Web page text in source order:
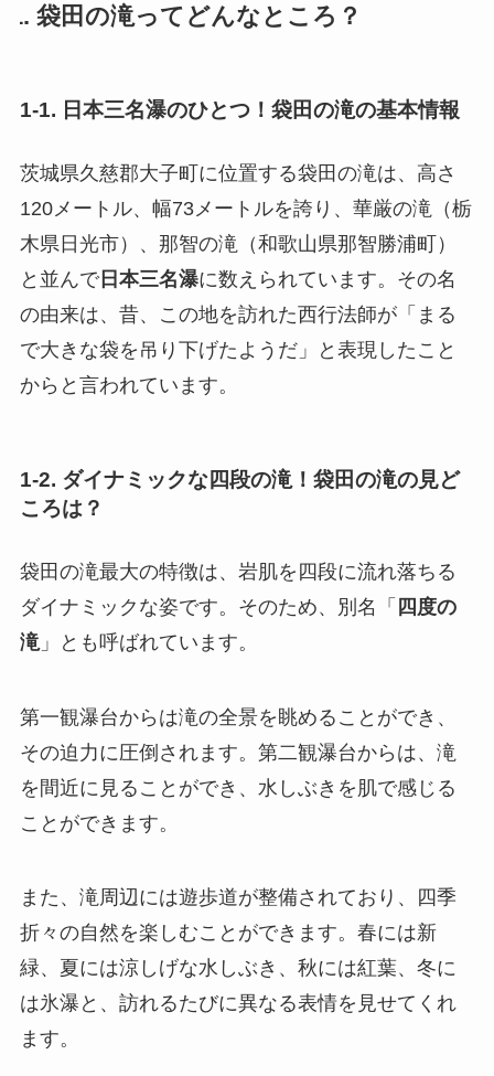
1. 袋田の滝ってどんなところ？
1-1. 日本三名瀑のひとつ！袋田の滝の基本情報
茨城県久慈郡大子町に位置する袋田の滝は、高さ
120メートル、幅73メートルを誇り、華厳の滝（栃
木県日光市）、那智の滝（和歌山県那智勝浦町）
と並んで日本三名瀑に数えられています。その名
の由来は、昔、この地を訪れた西行法師が「まる
で大きな袋を吊り下げたようだ」と表現したこと
からと言われています。
1-2. ダイナミックな四段の滝！袋田の滝の見ど
ころは？
袋田の滝最大の特徴は、岩肌を四段に流れ落ちる
ダイナミックな姿です。そのため、別名「 四度の
滝 」とも呼ばれています。
第一観瀑台からは滝の全景を眺めることができ、
その迫力に圧倒されます。第二観瀑台からは、滝
を間近に見ることができ、水しぶきを肌で感じる
ことができます。
また、滝周辺には遊歩道が整備されており、四季
折々の自然を楽しむことができます。春には新
緑、夏には涼しげな水しぶき、秋には紅葉、冬に
は氷瀑と、訪れるたびに異なる表情を見せてくれ
ます。